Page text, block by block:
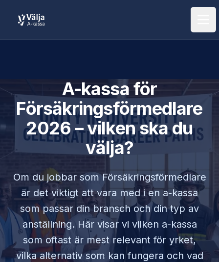
A-kassa för
Försäkringsförmedlare
2026 – vilken ska du
välja?
Om du jobbar somFörsäkringsförmedlare
är det viktigt att vara med i en a-kassa
som passar din bransch och din typ av
anställning. Här visar vi vilken a-kassa
som oftast är mest relevant för yrket,
vilka alternativ som kan fungera och vad